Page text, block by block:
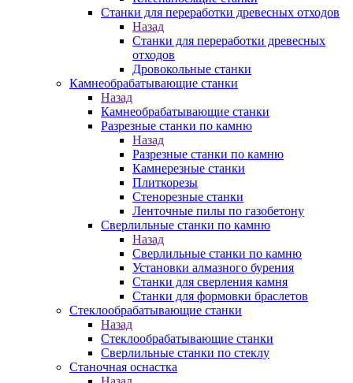
Станки для переработки древесных отходов
Назад
Станки для переработки древесных
отходов
Дровокольные станки
Камнеобрабатывающие станки
Назад
Камнеобрабатывающие станки
Разрезные станки по камню
Назад
Разрезные станки по камню
Камнерезные станки
Плиткорезы
Стенорезные станки
Ленточные пилы по газобетону
Сверлильные станки по камню
Назад
Сверлильные станки по камню
Установки алмазного бурения
Станки для сверления камня
Станки для формовки браслетов
Стеклообрабатывающие станки
Назад
Стеклообрабатывающие станки
Сверлильные станки по стеклу
Станочная оснастка